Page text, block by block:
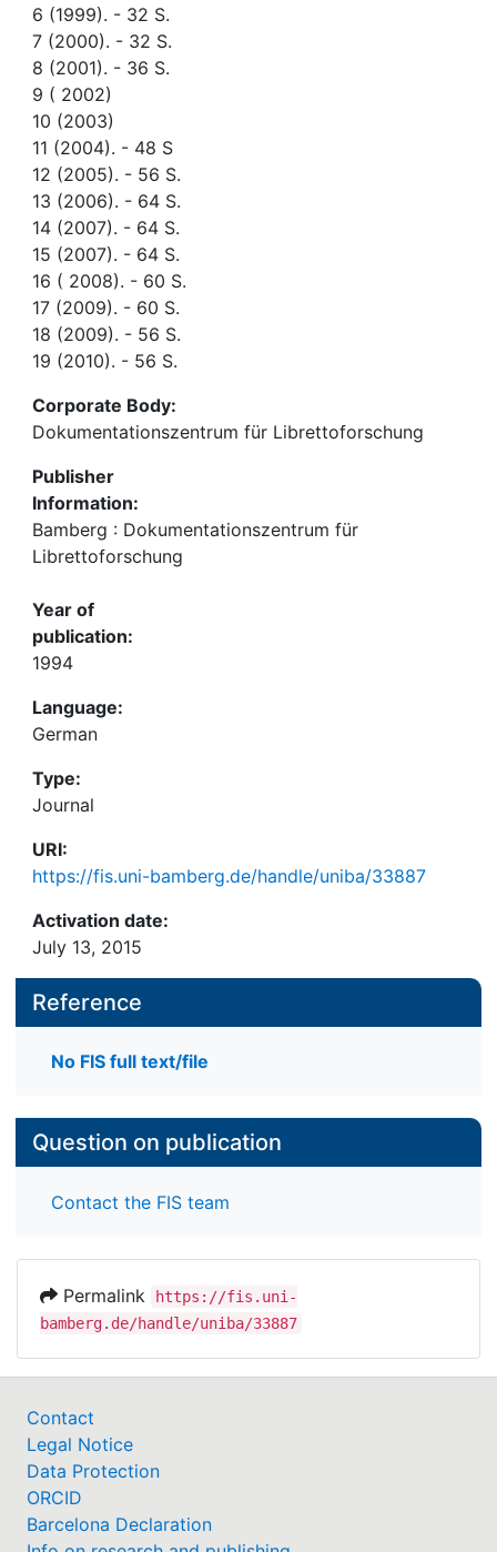
6 (1999). - 32 S.
7 (2000). - 32 S.
8 (2001). - 36 S.
9 ( 2002)
10 (2003)
11 (2004). - 48 S
12 (2005). - 56 S.
13 (2006). - 64 S.
14 (2007). - 64 S.
15 (2007). - 64 S.
16 ( 2008). - 60 S.
17 (2009). - 60 S.
18 (2009). - 56 S.
19 (2010). - 56 S.
Corporate Body:
Dokumentationszentrum für Librettoforschung
Publisher
Information:
Bamberg : Dokumentationszentrum für
Librettoforschung
Year of
publication:
1994
Language:
German
Type:
Journal
URI:
https://fis.uni-bamberg.de/handle/uniba/33887
Activation date:
July 13, 2015
Reference
No FIS full text/file
Question on publication
Contact the FIS team
Permalink
https://fis.uni-
bamberg.de/handle/uniba/33887
Contact
Legal Notice
Data Protection
ORCID
Barcelona Declaration